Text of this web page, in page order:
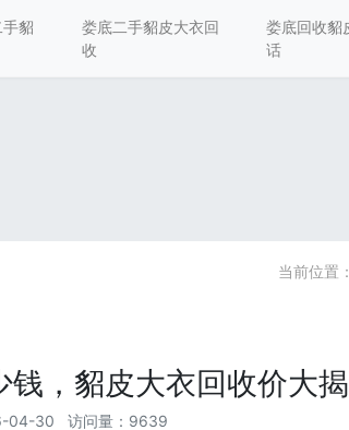
貂
娄底二手貂皮大衣回
收
娄底回收貂
话
当前位置：
钱，貂皮大衣回收价大
04-30 访问量：9639